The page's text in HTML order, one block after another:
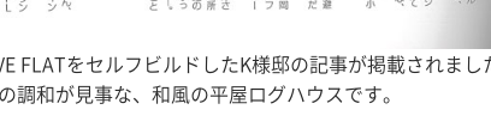
FLATをセルフビルドしたK様邸の記事が掲載されまし
調和が見事な、和風の平屋ログハウスです。